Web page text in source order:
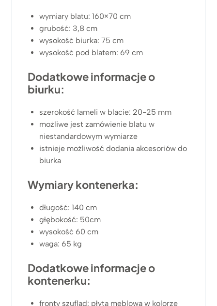
wymiary blatu: 160×70 cm
grubość: 3,8 cm
wysokość biurka: 75 cm
wysokość pod blatem: 69 cm
Dodatkowe informacje o
biurku:
szerokość lameli w blacie: 20-25 mm
możliwe jest zamówienie blatu w
niestandardowym wymiarze
istnieje możliwość dodania akcesoriów do
biurka
Wymiary kontenerka:
długość: 140 cm
głębokość: 50cm
wysokość 60 cm
waga: 65 kg
Dodatkowe informacje o
kontenerku:
fronty szuflad: płyta meblowa w kolorze